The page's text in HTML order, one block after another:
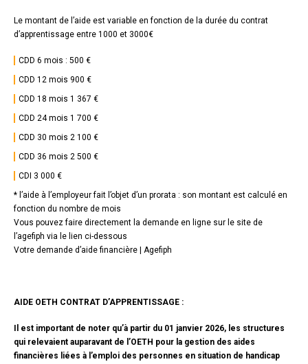
Le montant de l’aide est variable en fonction de la durée du contrat
d’apprentissage entre 1000 et 3000€
CDD 6 mois : 500 €
CDD 12 mois 900 €
CDD 18 mois 1 367 €
CDD 24 mois 1 700 €
CDD 30 mois 2 100 €
CDD 36 mois 2 500 €
CDI 3 000 €
* l’aide à l’employeur fait l’objet d’un prorata : son montant est calculé en
fonction du nombre de mois
Vous pouvez faire directement la demande en ligne sur le site de
l’agefiph via le lien ci-dessous
Votre demande d’aide financière | Agefiph
AIDE OETH CONTRAT D’APPRENTISSAGE :
l est important de noter qu’à partir du 01 janvier 2026, les structures
qui relevaient auparavant de l’OETH pour la gestion des aides
financières liées à l’emploi des personnes en situation de handicap